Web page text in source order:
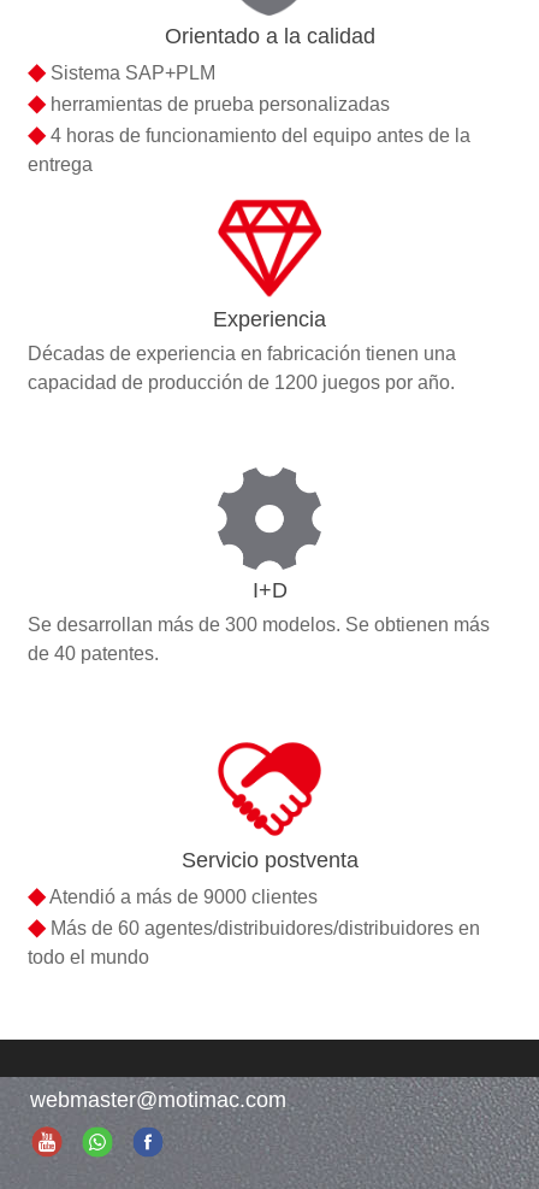
Orientado a la calidad
◆Sistema SAP+PLM
◆herramientas de prueba personalizadas
◆4 horas de funcionamiento del equipo antes de la
entrega
Experiencia
Décadas de experiencia en fabricación tienen una
capacidad de producción de 1200 juegos por año.
I+D
Se desarrollan más de 300 modelos. Se obtienen más
de 40 patentes.
Servicio postventa
◆Atendió a más de 9000 clientes
◆Más de 60 agentes/distribuidores/distribuidores en
todo el mundo
webmaster@motimac.com